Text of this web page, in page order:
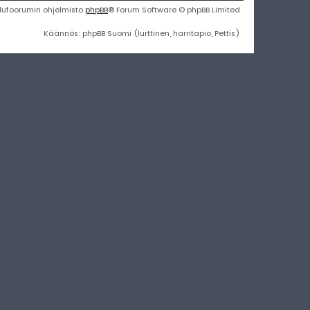
ohjelmisto phpBB® Forum Software © phpBB Limited
Käännös: phpBB Suomi (lurttinen, harritapio, Pettis)